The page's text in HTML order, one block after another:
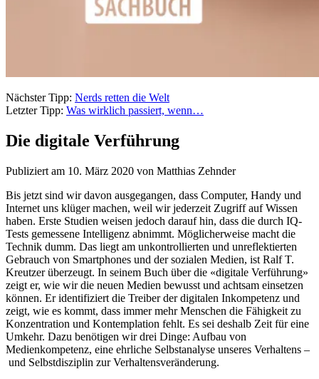
Nächster Tipp: Nerds retten die Welt
Letzter Tipp: Was wirklich passiert, wenn…
Die digitale Verführung
Publiziert am 10. März 2020 von Matthias Zehnder
Bis jetzt sind wir davon ausgegangen, dass Computer, Handy und
Internet uns klüger machen, weil wir jederzeit Zugriff auf Wissen
haben. Erste Studien weisen jedoch darauf hin, dass die durch IQ-
Tests gemessene Intelligenz abnimmt. Möglicherweise macht die
Technik dumm. Das liegt am unkontrollierten und unreflektierten
Gebrauch von Smartphones und der sozialen Medien, ist Ralf T.
Kreutzer überzeugt. In seinem Buch über die «digitale Verführung»
zeigt er, wie wir die neuen Medien bewusst und achtsam einsetzen
können. Er identifiziert die Treiber der digitalen Inkompetenz und
zeigt, wie es kommt, dass immer mehr Menschen die Fähigkeit zu
Konzentration und Kontemplation fehlt. Es sei deshalb Zeit für eine
Umkehr. Dazu benötigen wir drei Dinge: Aufbau von
Medienkompetenz, eine ehrliche Selbstanalyse unseres Verhaltens –
und Selbstdisziplin zur Verhaltensveränderung.